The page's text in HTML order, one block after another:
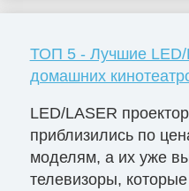
ТОП 5 - Лучшие LED/
домашних
LED/LASER
приблизились по
моделям, а их уже
телевизоры,